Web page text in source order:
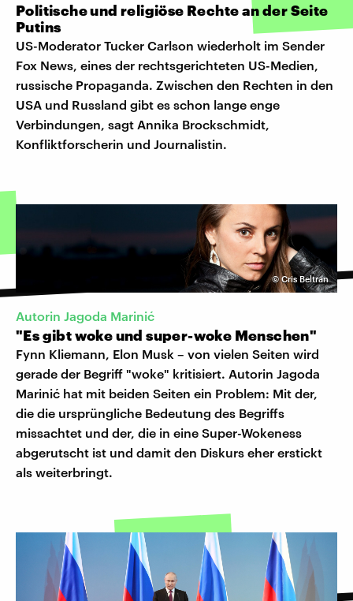
Politische und religiöse Rechte an der Seite
Putins
US-Moderator Tucker Carlson wiederholt im Sender
Fox News, eines der rechtsgerichteten US-Medien,
russische Propaganda. Zwischen den Rechten in den
USA und Russland gibt es schon lange enge
Verbindungen, sagt Annika Brockschmidt,
Konfliktforscherin und Journalistin.
©Cris Beltran
Autorin Jagoda Marinić
"Es gibt woke und super-woke Menschen"
Fynn Kliemann, Elon Musk – von vielen Seiten wird
gerade der Begriff "woke" kritisiert. Autorin Jagoda
Marinić hat mit beiden Seiten ein Problem: Mit der,
die die ursprüngliche Bedeutung des Begriffs
missachtet und der, die in eine Super-Wokeness
abgerutscht ist und damit den Diskurs eher erstickt
als weiterbringt.